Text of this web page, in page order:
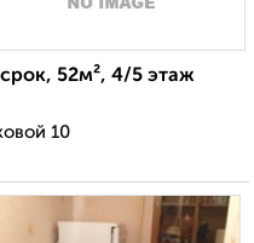
52м², 4/5 этаж
10